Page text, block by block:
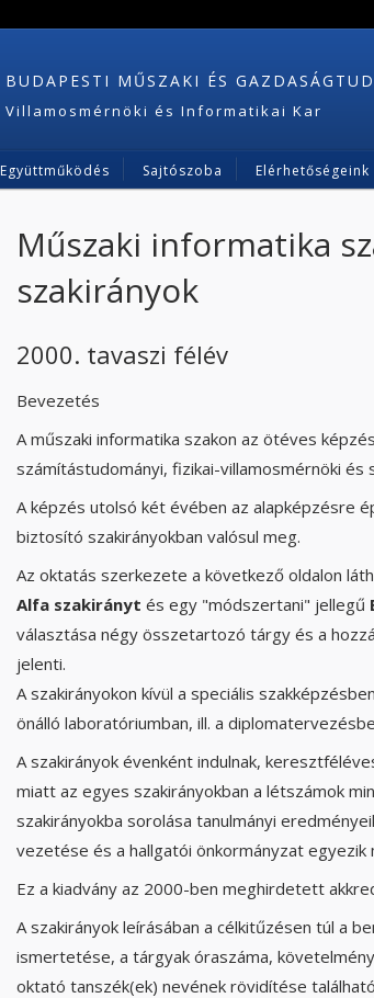
BUDAPESTI MŰSZAKI ÉS
Villamosmérnöki és Informatikai Kar
Együttműködés Sajtószoba Elérhetőségeink
Műszaki informatika
szakirányok
2000. tavaszi félév
Bevezetés
A műszaki informatika szakon az ötéves
számítástudományi, fizikai-villamosmérnöki
A képzés utolsó két évében az alapképzésre
biztosító szakirányokban valósul meg.
Az oktatás szerkezete a következő oldalon
Alfa szakirányt és egy "módszertani" jellegű
választása négy összetartozó tárgy és a
jelenti.
A szakirányokon kívül a speciális
önálló laboratóriumban, ill. a
A szakirányok évenként indulnak,
miatt az egyes szakirányokban a létszámok
szakirányokba sorolása tanulmányi
vezetése és a hallgatói önkormányzat egyezik
Ez a kiadvány az 2000-ben meghirdetett
A szakirányok leírásában a célkitűzésen túl a
ismertetése, a tárgyak óraszáma,
oktató tanszék(ek) nevének rövidítése